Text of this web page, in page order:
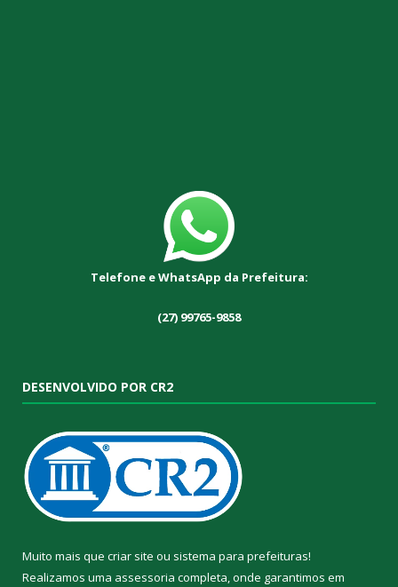
Telefone e WhatsApp da Prefeitura:
(27) 99765-9858
DESENVOLVIDO POR CR2
Muito mais que criar site ou sistema para prefeituras!
Realizamos uma assessoria completa, onde garantimos em